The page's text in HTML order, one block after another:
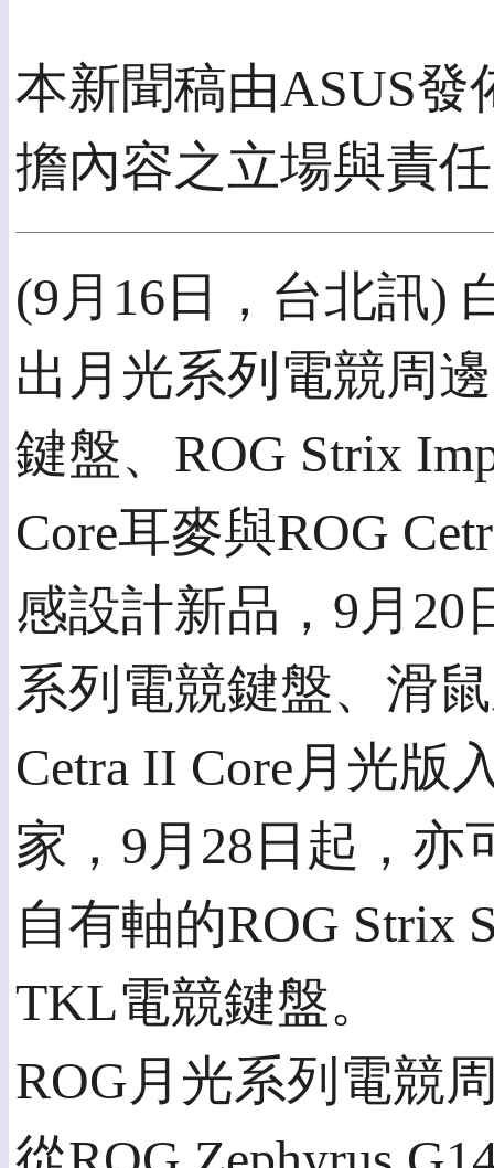
本新聞稿由ASUS發
擔內容之立場與責
(9月16日，台北訊)
出月光系列電競周
鍵盤、ROG Strix
Core耳麥與ROG
感設計新品，9月20
系列電競鍵盤、滑
Cetra II Core月光版
家，9月28日起，亦
自有軸的ROG Strix
TKL電競鍵盤。
ROG月光系列電競